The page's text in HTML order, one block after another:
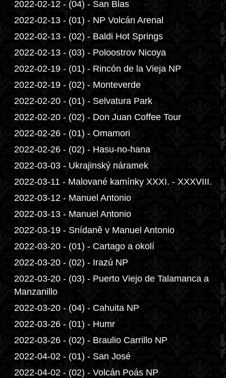
2022-02-12 - (04) - San Blas
2022-02-13 - (01) - NP Volcán Arenal
2022-02-13 - (02) - Baldi Hot Springs
2022-02-13 - (03) - Poloostrov Nicoya
2022-02-19 - (01) - Rincón de la Vieja NP
2022-02-19 - (02) - Monteverde
2022-02-20 - (01) - Selvatura Park
2022-02-20 - (02) - Don Juan Coffee Tour
2022-02-26 - (01) - Omamori
2022-02-26 - (02) - Hasu-no-hana
2022-03-03 - Ukrajinský náramek
2022-03-11 - Malované kamínky XXXI. - XXXVIII.
2022-03-12 - Manuel Antonio
2022-03-13 - Manuel Antonio
2022-03-19 - Snídaně v Manuel Antonio
2022-03-20 - (01) - Cartago a okolí
2022-03-20 - (02) - Irazú NP
2022-03-20 - (03) - Puerto Viejo de Talamanca a
Manzanillo
2022-03-20 - (04) - Cahuita NP
2022-03-26 - (01) - Humr
2022-03-26 - (02) - Braulio Carrillo NP
2022-04-02 - (01) - San José
2022-04-02 - (02) - Volcán Poás NP